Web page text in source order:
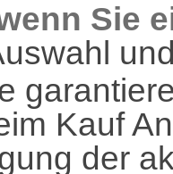
Sie
Kauf
der